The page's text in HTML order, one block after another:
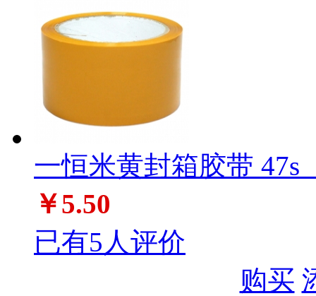
一恒米黄封箱胶带 47s
￥5.50
已有5人评价
购买